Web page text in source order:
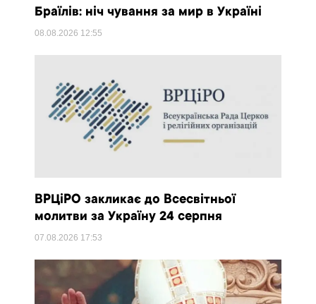
Браїлів: ніч чування за мир в Україні
08.08.2026 12:55
ВРЦіРО закликає до Всесвітньої
молитви за Україну 24 серпня
07.08.2026 17:53